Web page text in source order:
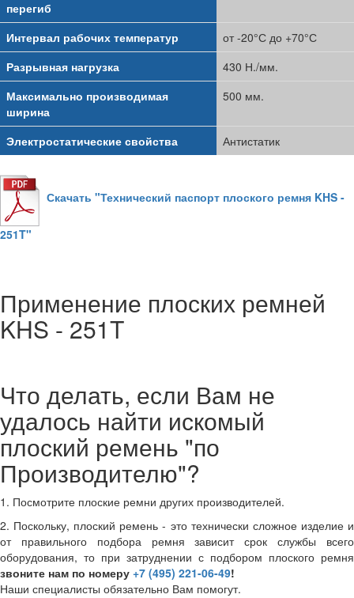
перегиб
Интервал рабочих температур
от -20°С до +70°С
Разрывная нагрузка
430 Н./мм.
Максимально производимая
ширина
500 мм.
Электростатические свойства Антистатик
Скачать "Технический паспорт плоского ремня KHS -
251T"
Применение плоских ремней
KHS - 251T
Что делать, если Вам не
удалось найти искомый
плоский ремень "по
Производителю"?
1. Посмотрите плоские ремни других производителей.
2. Поскольку, плоский ремень - это технически сложное изделие и
от правильного подбора ремня зависит срок службы всего
оборудования, то при затруднении с подбором плоского ремня
звоните нам по номеру +7 (495) 221-06-49!
Наши специалисты обязательно Вам помогут.